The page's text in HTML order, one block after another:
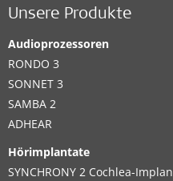
Unsere Produkte
Audioprozessoren
RONDO 3
SONNET 3
SAMBA 2
ADHEAR
Hörimplantate
SYNCHRONY 2 Cochlea-